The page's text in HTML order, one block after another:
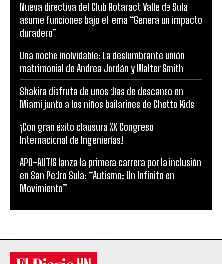
Nueva directiva del Club Rotaract Valle de Sula
asume funciones bajo el lema “Genera un impacto
duradero”
Una noche inolvidable: La deslumbrante unión
matrimonial de Andrea Jordán y Walter Smith
Shakira disfruta de unos días de descanso en
Miami junto a los niños bailarines de Ghetto Kids
¡Con gran éxito clausura XX Congreso
Internacional de Ingenierías!
APO-AUTIS lanza la primera carrera por la inclusión
en San Pedro Sula: “Autismo: Un Infinito en
Movimiento”